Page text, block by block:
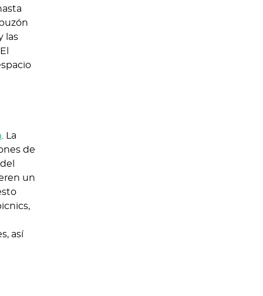
las
. La
de
un
así